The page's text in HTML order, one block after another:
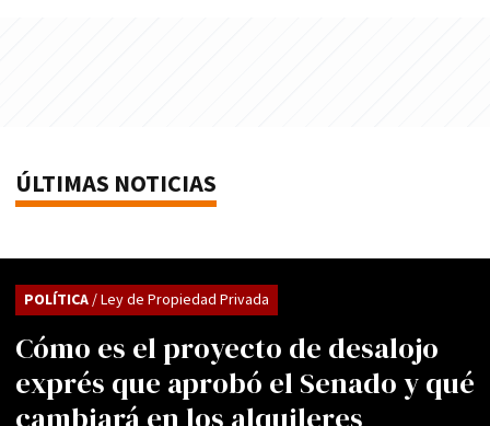
ÚLTIMAS NOTICIAS
Cómo es el proyecto de desalojo
exprés que aprobó el Senado y qué
POLÍTICA/ Ley de Propiedad Privada